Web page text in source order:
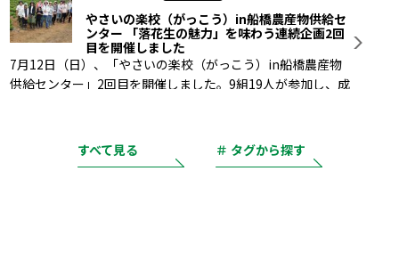
やさいの楽校（がっこう）in船橋農産物供給セ
ンター 「落花生の魅力」を味わう連続企画2回
目を開催しました
7月12日（日）、「やさいの楽校（がっこう）in船橋農産物
供給センター」2回目を開催しました。9組19人が参加し、成
すべて見る ＃ タグから探す